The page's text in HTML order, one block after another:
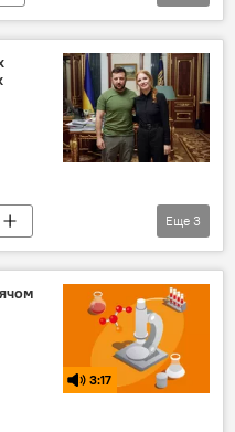
Деми Мур
опасность
Еще 3
3:17